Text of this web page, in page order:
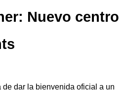
Nuevo centro
dar la bienvenida oficial a un